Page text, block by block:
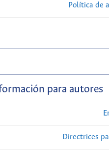
Política de
para autores
Directrices